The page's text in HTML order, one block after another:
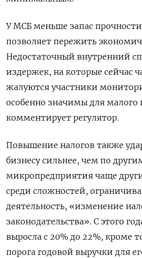
У МСБ меньше запас
позволяет пережить
Недостаточный внутренний
издержек, на которые сейчас
жалуются участники
особенно значимы для малого
комментирует регулятор.
Повышение налогов также
бизнесу сильнее, чем по
микропредприятия чаще
среди сложностей,
деятельность, «изменение
законодательства». С этого
выросла с 20% до 22%, кроме
порога годовой выручки для